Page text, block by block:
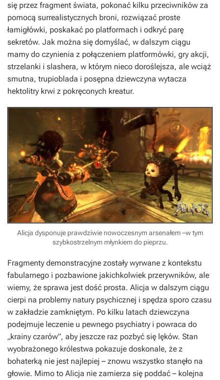
się przez fragment świata, pokonać kilku przeciwników za
pomocą surrealistycznych broni, rozwiązać proste
łamigłówki, poskakać po platformach i odkryć parę
sekretów. Jak można się domyślać, w dalszym ciągu
mamy do czynienia z połączeniem platformówki, gry akcji,
strzelanki i slashera, w którym nieco doroślejsza, ale wciąż
smutna, trupioblada i posępna dziewczyna wytacza
hektolitry krwi z pokręconych kreatur.
Alicja dysponuje prawdziwie nowoczesnym arsenałem –w tym
szybkostrzelnym młynkiem do pieprzu.
Fragmenty demonstracyjne zostały wyrwane z kontekstu
fabularnego i pozbawione jakichkolwiek przerywników, ale
wiemy, że sprawa jest dość prosta. Alicja w dalszym ciągu
cierpi na problemy natury psychicznej i spędza sporo czasu
w zakładzie zamkniętym. Po kilku latach dziewczyna
podejmuje leczenie u pewnego psychiatry i powraca do
„krainy czarów”, aby jeszcze raz pozbyć się lęków. Stan
wyobrażonego królestwa pokazuje doskonale, że z
bohaterką nie jest najlepiej – znowu wszystko stanęło na
głowie. Mimo to Alicja nie zamierza się poddać – kolejna